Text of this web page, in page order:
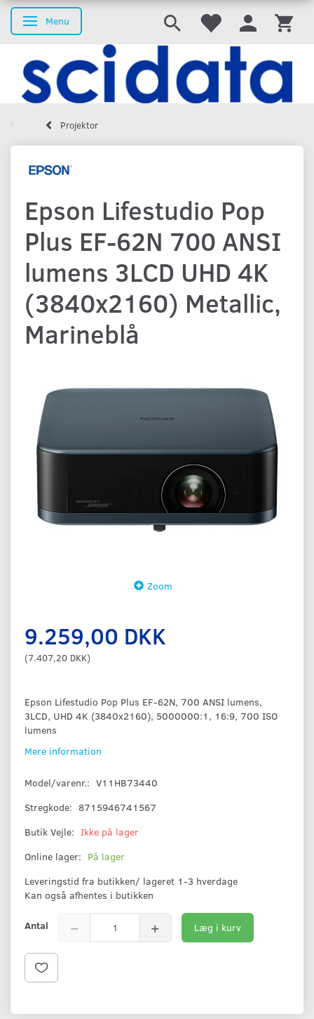
Skifte navigation
Menu
Projektor
Epson Lifestudio Pop
Plus EF-62N 700 ANSI
lumens 3LCD UHD 4K
(3840x2160) Metallic,
Marineblå
Zoom
9.259,00 DKK
(7.407,20 DKK)
Epson Lifestudio Pop Plus EF-62N, 700 ANSI lumens,
3LCD, UHD 4K (3840x2160), 5000000:1, 16:9, 700 ISO
lumens
Mere information
Model/varenr.: V11HB73440
Stregkode: 8715946741567
Butik Vejle: Ikke på lager
Online lager: På lager
Leveringstid fra butikken/ lageret 1-3 hverdage
Kan også afhentes i butikken
Antal Læg i kurv